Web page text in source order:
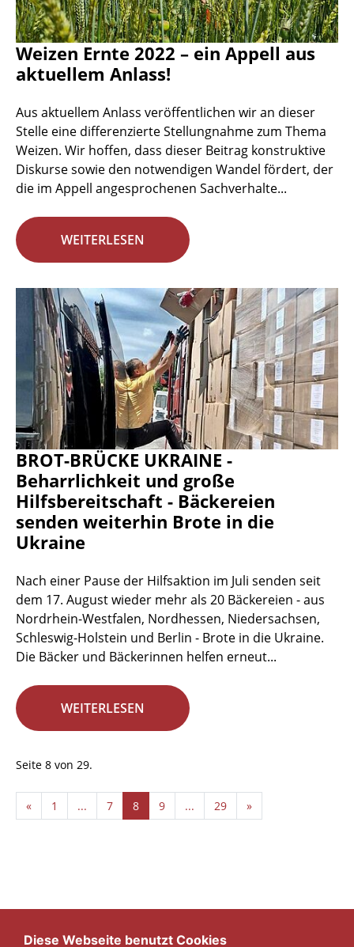
Weizen Ernte 2022 – ein Appell aus
aktuellem Anlass!
Aus aktuellem Anlass veröffentlichen wir an dieser
Stelle eine differenzierte Stellungnahme zum Thema
Weizen. Wir hoffen, dass dieser Beitrag konstruktive
Diskurse sowie den notwendigen Wandel fördert, der
die im Appell angesprochenen Sachverhalte...
WEITERLESEN
BROT-BRÜCKE UKRAINE -
Beharrlichkeit und große
Hilfsbereitschaft - Bäckereien
senden weiterhin Brote in die
Ukraine
Nach einer Pause der Hilfsaktion im Juli senden seit
dem 17. August wieder mehr als 20 Bäckereien - aus
Nordrhein-Westfalen, Nordhessen, Niedersachsen,
Schleswig-Holstein und Berlin - Brote in die Ukraine.
Die Bäcker und Bäckerinnen helfen erneut...
WEITERLESEN
Seite 8 von 29.
« 1 ... 7 8 9 ... 29 »
Diese Webseite benutzt Cookies